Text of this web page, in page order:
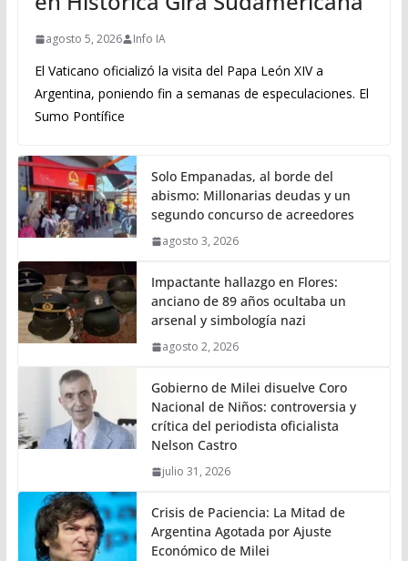
agosto 5, 2026 Info IA
El Vaticano oficializó la visita del Papa León XIV a
Argentina, poniendo fin a semanas de especulaciones. El
Sumo Pontífice
Solo Empanadas, al borde del
abismo: Millonarias deudas y un
segundo concurso de acreedores
agosto 3, 2026
Impactante hallazgo en Flores:
anciano de 89 años ocultaba un
arsenal y simbología nazi
agosto 2, 2026
Gobierno de Milei disuelve Coro
Nacional de Niños: controversia y
crítica del periodista oficialista
Nelson Castro
julio 31, 2026
Crisis de Paciencia: La Mitad de
Argentina Agotada por Ajuste
Económico de Milei